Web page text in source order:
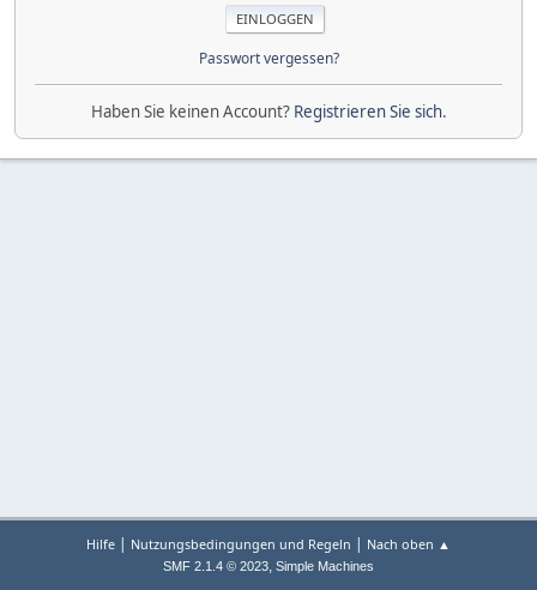
Passwort vergessen?
Haben Sie keinen Account? Registrieren Sie sich.
Hilfe | Nutzungsbedingungen und Regeln | Nach oben ▲
SMF 2.1.4 © 2023, Simple Machines